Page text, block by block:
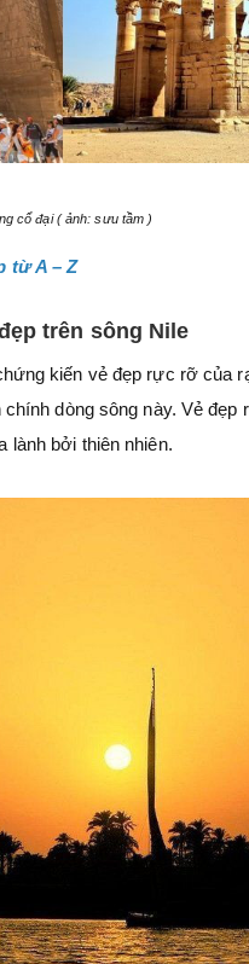
cổ đại ( ảnh: sưu tầm )
từ A – Z
trên sông Nile
kiến vẻ đẹp rực rỡ của
dòng sông này. Vẻ
lành bởi thiên nhiên.